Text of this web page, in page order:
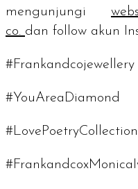
mengunjungi
co. dan follow akun
#Frankandcojewellery
#YouAreaDiamond
#LovePoetryCollection